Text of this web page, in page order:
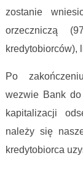
zostanie
orzeczniczą
kredytobiorców),
Po
wezwie Bank do
kapitalizacji
należy się
kredytobiorca